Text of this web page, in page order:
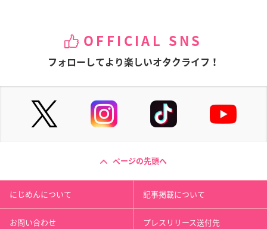
OFFICIAL SNS
フォローしてより楽しいオタクライフ！
ページの先頭へ
にじめんについて 記事掲載について
お問い合わせ プレスリリース送付先